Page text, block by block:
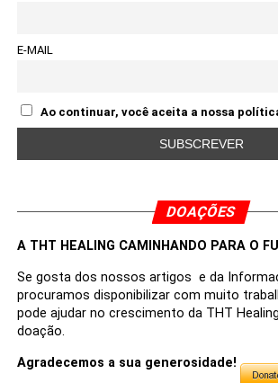
E-MAIL
Ao continuar, você aceita a nossa
DOAÇÕES
A THT HEALING CAMINHANDO PARA O
Se gosta dos nossos artigos e da
procuramos disponibilizar com muito
pode ajudar no crescimento da THT
doação.
Agradecemos a sua generosidade!